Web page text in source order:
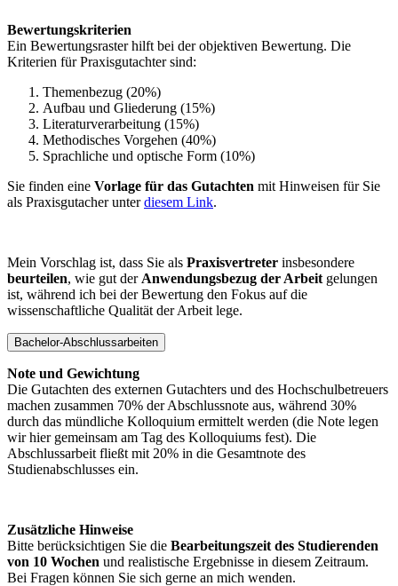
Bewertungskriterien
Ein Bewertungsraster hilft bei der objektiven Bewertung. Die
Kriterien für Praxisgutachter sind:
Themenbezug (20%)
Aufbau und Gliederung (15%)
Literaturverarbeitung (15%)
Methodisches Vorgehen (40%)
Sprachliche und optische Form (10%)
Sie finden eine Vorlage für das Gutachten mit Hinweisen für Sie
als Praxisgutacher unterdiesem Link.
Mein Vorschlag ist, dass Sie als Praxisvertreter insbesondere
beurteilen, wie gut der Anwendungsbezug der Arbeit gelungen
ist, während ich bei der Bewertung den Fokus auf die
wissenschaftliche Qualität der Arbeit lege.
Bachelor-Abschlussarbeiten
Note und Gewichtung
Die Gutachten des externen Gutachters und des Hochschulbetreuers
machen zusammen 70% der Abschlussnote aus, während 30%
durch das mündliche Kolloquium ermittelt werden (die Note legen
wir hier gemeinsam am Tag des Kolloquiums fest). Die
Abschlussarbeit fließt mit 20% in die Gesamtnote des
Studienabschlusses ein.
Zusätzliche Hinweise
Bitte berücksichtigen Sie die Bearbeitungszeit des Studierenden
von 10 Wochen und realistische Ergebnisse in diesem Zeitraum.
Bei Fragen können Sie sich gerne an mich wenden.